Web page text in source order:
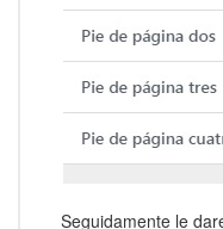
Seguidamente le